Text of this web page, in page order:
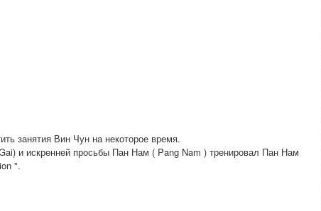
занятия Вин Чун на некоторое время.
и искренней просьбы Пан Нам ( Pang Nam ) тренировал Пан Нам
".